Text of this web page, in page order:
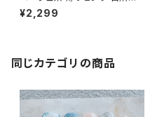
自然に見せる ベリーショート ネ
イルチップ 通販 販売店 シンプ
¥2,299
同じカテゴリの商品